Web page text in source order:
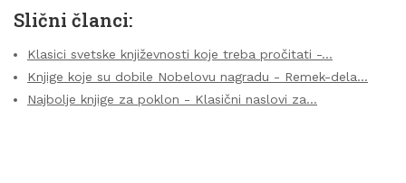
Slični članci:
Klasici svetske književnosti koje treba pročitati -…
Knjige koje su dobile Nobelovu nagradu - Remek-dela…
Najbolje knjige za poklon - Klasični naslovi za…